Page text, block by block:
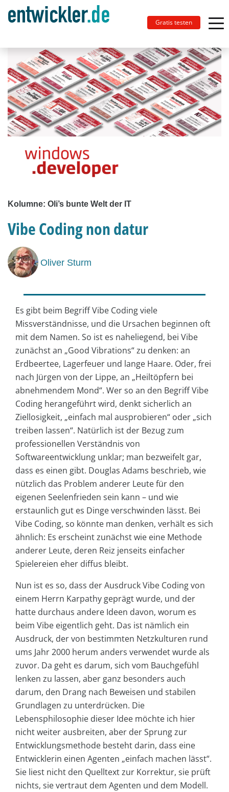
Gratis testen
Kolumne: Oli’s bunte Welt der IT
Vibe Coding non datur
Oliver Sturm
Es gibt beim Begriff Vibe Coding viele
Missverständnisse, und die Ursachen beginnen oft
mit dem Namen. So ist es naheliegend, bei Vibe
zunächst an „Good Vibrations“ zu denken: an
Erdbeertee, Lagerfeuer und lange Haare. Oder, frei
nach Jürgen von der Lippe, an „Heiltöpfern bei
abnehmendem Mond“. Wer so an den Begriff Vibe
Coding herangeführt wird, denkt sicherlich an
Ziellosigkeit, „einfach mal ausprobieren“ oder „sich
treiben lassen“. Natürlich ist der Bezug zum
professionellen Verständnis von
Softwareentwicklung unklar; man bezweifelt gar,
dass es einen gibt. Douglas Adams beschrieb, wie
nützlich das Problem anderer Leute für den
eigenen Seelenfrieden sein kann – und wie
erstaunlich gut es Dinge verschwinden lässt. Bei
Vibe Coding, so könnte man denken, verhält es sich
ähnlich: Es erscheint zunächst wie eine Methode
anderer Leute, deren Reiz jenseits einfacher
Spielereien eher diffus bleibt.
Nun ist es so, dass der Ausdruck Vibe Coding von
einem Herrn Karpathy geprägt wurde, und der
hatte durchaus andere Ideen davon, worum es
beim Vibe eigentlich geht. Das ist nämlich ein
Ausdruck, der von bestimmten Netzkulturen rund
ums Jahr 2000 herum anders verwendet wurde als
zuvor. Da geht es darum, sich vom Bauchgefühl
lenken zu lassen, aber ganz besonders auch
darum, den Drang nach Beweisen und stabilen
Grundlagen zu unterdrücken. Die
Lebensphilosophie dieser Idee möchte ich hier
nicht weiter ausbreiten, aber der Sprung zur
Entwicklungsmethode besteht darin, dass eine
Entwicklerin einen Agenten „einfach machen lässt“.
Sie liest nicht den Quelltext zur Korrektur, sie prüft
nichts, sie vertraut dem Agenten und dem Modell.